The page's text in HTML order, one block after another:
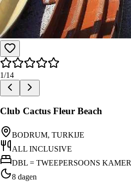
1/14
Club Cactus Fleur Beach
BODRUM, TURKIJE
ALL INCLUSIVE
DBL = TWEEPERSOONS KAMER
8 dagen